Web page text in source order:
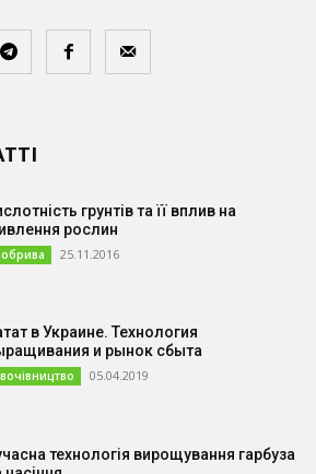
грунтів та її вплив на
рослин
25.11.2016
в Украине. Технология
и рынок сбыта
05.04.2019
технологія вирощування гарбуза